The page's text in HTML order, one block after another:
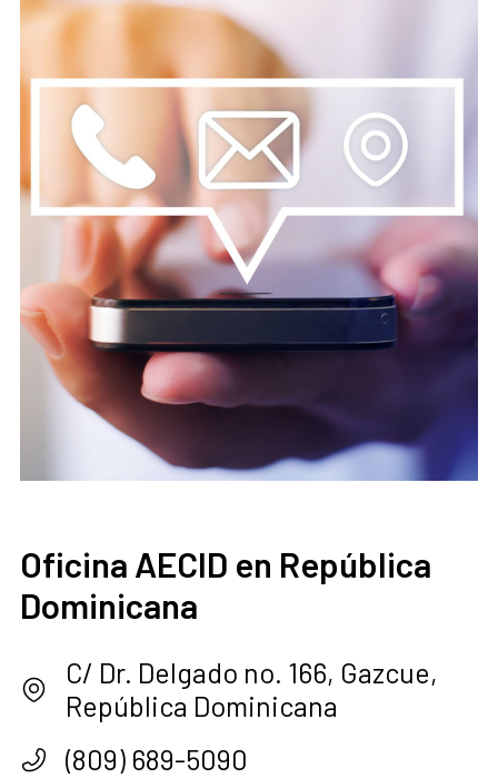
Oficina AECID en República
Dominicana
C/ Dr. Delgado no. 166, Gazcue,
República Dominicana
(809) 689-5090